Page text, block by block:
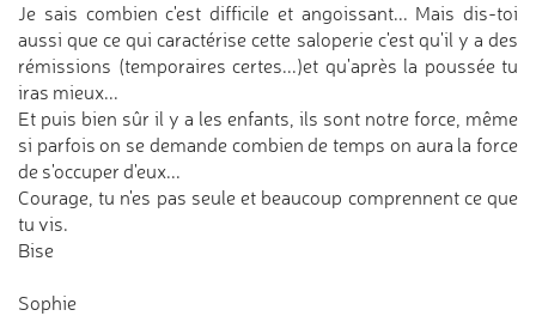
Je sais combien c'est difficile et angoissant... Mais dis-toi
aussi que ce qui caractérise cette saloperie c'est qu'il y a des
rémissions (temporaires certes...)et qu'après la poussée tu
iras mieux...
Et puis bien sûr il y a les enfants, ils sont notre force, même
si parfois on se demande combien de temps on aura la force
de s'occuper d'eux...
Courage, tu n'es pas seule et beaucoup comprennent ce que
tu vis.
Bise
Sophie